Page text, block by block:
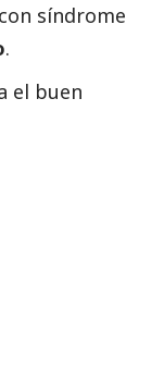
síndrome
.
el buen